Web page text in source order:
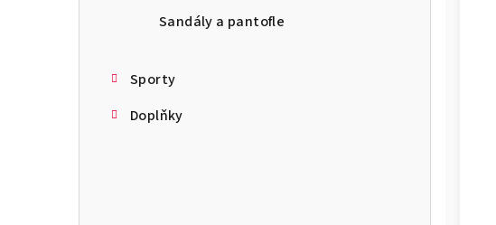
Sandály a pantofle
Sporty
Doplňky